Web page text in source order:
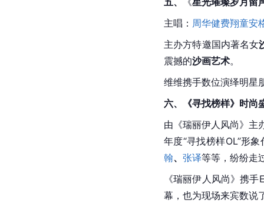
主唱： 周华健费翔童安
主办方特邀国内著名女
震撼的沙画艺术。
维维携手数位演绎明星
六、《寻找榜样》时尚
由《瑞丽伊人风尚》主
年度“寻找榜样OL”形象
翰、 张译等等，纷纷走
《瑞丽伊人风尚》携
幕，也为现场来宾数说